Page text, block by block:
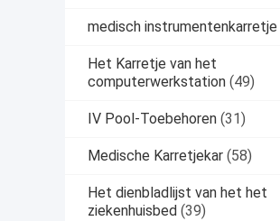
medisch instrumentenkarretje
Het Karretje van het
computerwerkstation (49)
IV Pool-Toebehoren (31)
Medische Karretjekar (58)
Het dienbladlijst van het het
ziekenhuisbed (39)